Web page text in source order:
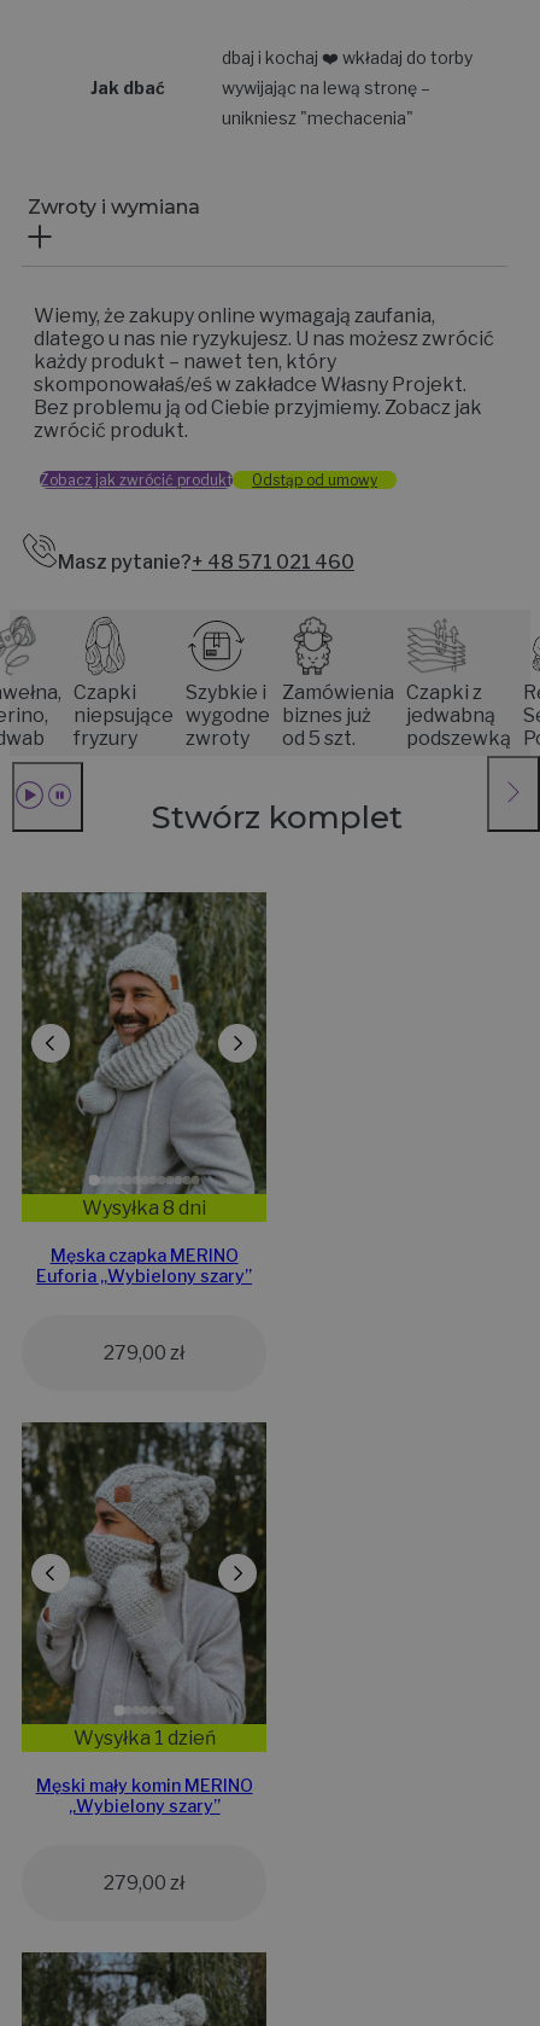
Jak dbać
dbaj i kochaj ❤️ wkładaj do torby
wywijając na lewą stronę –
unikniesz "mechacenia"
Zwroty i wymiana
Wiemy, że zakupy online wymagają zaufania,
dlatego u nas nie ryzykujesz. U nas możesz zwrócić
każdy produkt – nawet ten, który
skomponowałaś/eś w zakładce Własny Projekt.
Bez problemu ją od Ciebie przyjmiemy. Zobacz jak
zwrócić produkt.
Zobacz jak zwrócić produkt Odstąp od umowy
Masz pytanie?+ 48 571 021 460
Czapki
niepsujące
fryzury
Szybkie i
wygodne
zwroty
Zamówienia
biznes już
od 5 szt.
Czapki z
jedwabną
podszewką
Stwórz komplet
Wysyłka 8 dni
Męska czapka MERINO
Euforia „Wybielony szary”
279,00 zł
Wysyłka 1 dzień
Męski mały komin MERINO
„Wybielony szary”
279,00 zł